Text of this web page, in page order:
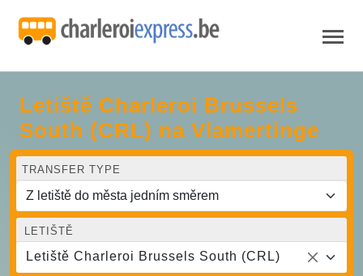
Letiště Charleroi Brussels
South (CRL) na Vlamertinge
TRANSFER TYPE
LETIŠTĚ
Letiště Charleroi Brussels South (CRL)